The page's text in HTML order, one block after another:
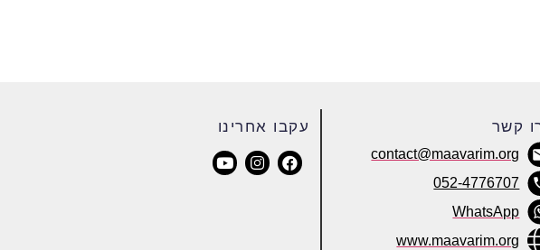
עקבו אחרינו קשר
contact@maavarim.org
052-4776707
WhatsApp
www.maavarim.org